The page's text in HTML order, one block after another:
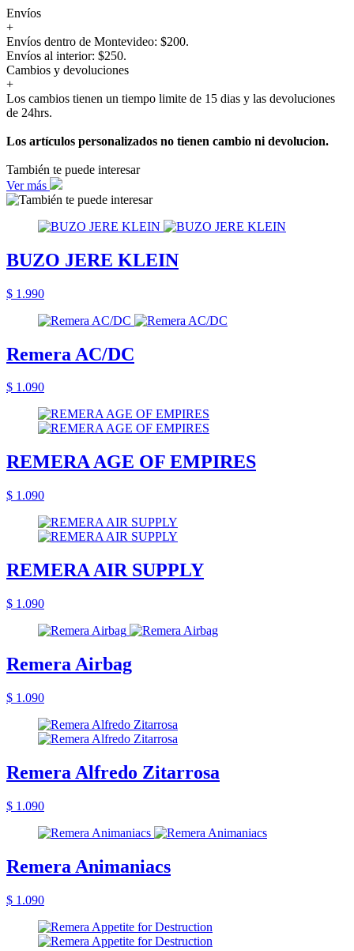
Envíos
+
Envíos dentro de Montevideo: $200.
Envíos al interior: $250.
Cambios y devoluciones
+
Los cambios tienen un tiempo limite de 15 dias y las devoluciones
de 24hrs.
Los artículos personalizados no tienen cambio ni devolucion.
También te puede interesar
Ver más
BUZO JERE KLEIN
$ 1.990
Remera AC/DC
$ 1.090
REMERA AGE OF EMPIRES
$ 1.090
REMERA AIR SUPPLY
$ 1.090
Remera Airbag
$ 1.090
Remera Alfredo Zitarrosa
$ 1.090
Remera Animaniacs
$ 1.090